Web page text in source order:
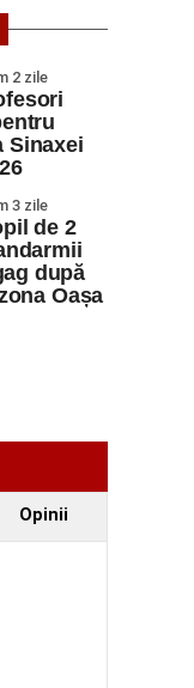
2 zile
Sinaxei
3 zile
de 2
după
Oașa
Opinii